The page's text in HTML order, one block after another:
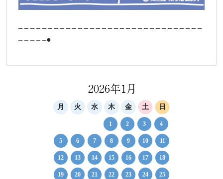
– – – – – – – – – – – – – – – – – – – – – – – – – – – – – – –
– – – – –●
2026年1月
月 火 水 木 金 土 日
1 2 3 4
5 6 7 8 9 10 11
12 13 14 15 16 17 18
19 20 21 22 23 24 25